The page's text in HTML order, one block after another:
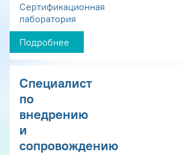
Сертификационная
лаборатория
Подробнее
Специалист
по
внедрению
и
сопровождению